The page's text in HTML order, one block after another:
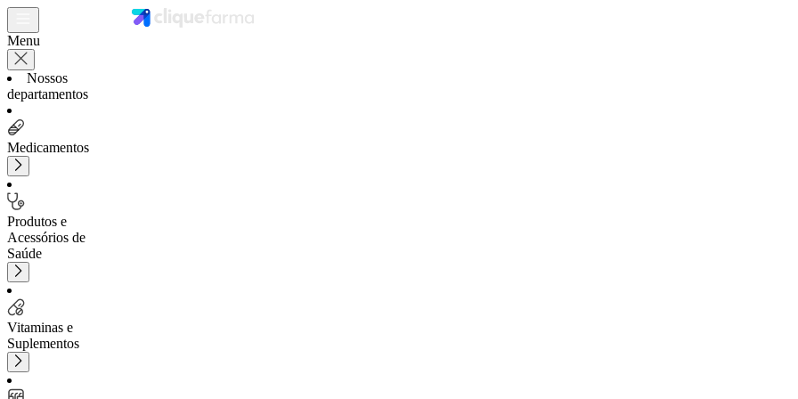
Menu
Nossos
departamentos
Medicamentos
Produtos e
Acessórios de
Saúde
Vitaminas e
Suplementos